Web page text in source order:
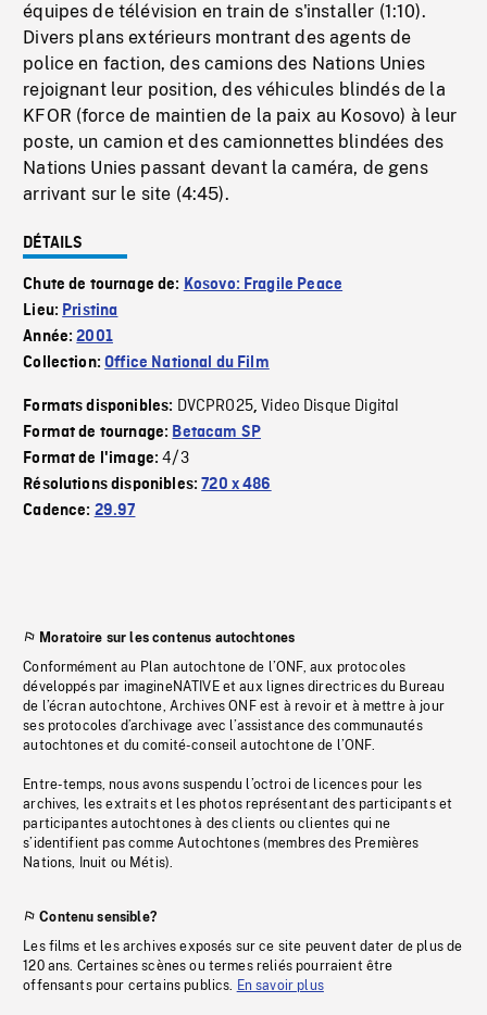
équipes de télévision en train de s'installer (1:10).
Divers plans extérieurs montrant des agents de
police en faction, des camions des Nations Unies
rejoignant leur position, des véhicules blindés de la
KFOR (force de maintien de la paix au Kosovo) à leur
poste, un camion et des camionnettes blindées des
Nations Unies passant devant la caméra, de gens
arrivant sur le site (4:45).
DÉTAILS
Chute de tournage de: Kosovo: Fragile Peace
Lieu: Pristina
Année:2001
Collection:Office National du Film
Formats disponibles: DVCPRO25,Video Disque Digital
Format de tournage: Betacam SP
Format de l'image:4/3
Résolutions disponibles:720 x 486
Cadence: 29.97
Moratoire sur les contenus autochtones
Conformément au Plan autochtone de l’ONF, aux protocoles
développés par imagineNATIVE et aux lignes directrices du Bureau
de l’écran autochtone, Archives ONF est à revoir et à mettre à jour
ses protocoles d’archivage avec l’assistance des communautés
autochtones et du comité-conseil autochtone de l’ONF.
Entre-temps, nous avons suspendu l’octroi de licences pour les
archives, les extraits et les photos représentant des participants et
participantes autochtones à des clients ou clientes qui ne
s’identifient pas comme Autochtones (membres des Premières
Nations, Inuit ou Métis).
Contenu sensible?
Les films et les archives exposés sur ce site peuvent dater de plus de
120 ans. Certaines scènes ou termes reliés pourraient être
offensants pour certains publics. En savoir plus